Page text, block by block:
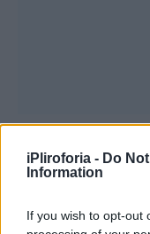
iPliroforia - Do
Information
If you wish to opt-out
αλήθεια»